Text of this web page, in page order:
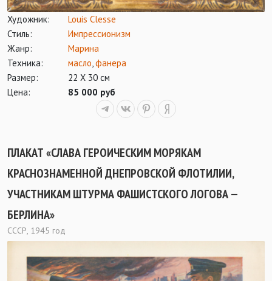
Художник:
Louis Clesse
Стиль:
Импрессионизм
Жанр:
Марина
Техника:
масло фанера
Размер:
22 Х 30 см
Цена:
85 000 руб
ПЛАКАТ «СЛАВА ГЕРОИЧЕСКИМ МОРЯКАМ
КРАСНОЗНАМЕННОЙ ДНЕПРОВСКОЙ ФЛОТИЛИИ,
УЧАСТНИКАМ ШТУРМА ФАШИСТСКОГО ЛОГОВА —
БЕРЛИНА»
СССР, 1945 год